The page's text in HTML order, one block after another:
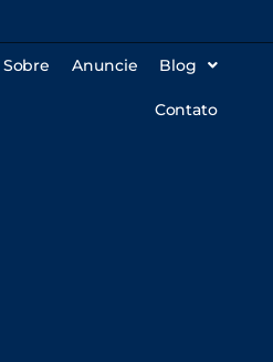
Sobre Anuncie Blog
Contato